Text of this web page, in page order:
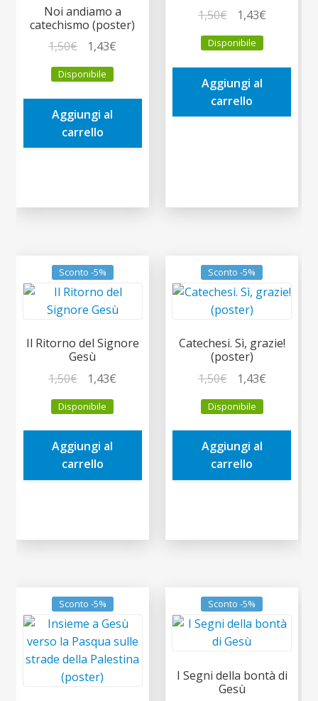
Noi andiamo a
catechismo (poster)
1,50€
prezzo
originale
era:
1,50€.
1,43€
è:
Disponibile
Aggiungi al
carrello
1,50€
prezzo
originale
era:
1,50€.
1,43€Il
è:
Disponibile
Aggiungi al
carrello
Sconto -5%
Il Ritorno del Signore
Gesù
1,50€
prezzo
originale
era:
1,50€.
1,43€
è:
Disponibile
Aggiungi al
carrello
Sconto -5%
Catechesi. Sì, grazie!
(poster)
1,50€
prezzo
originale
era:
1,50€.
1,43€Il
è:
Disponibile
Aggiungi al
carrello
Sconto -5% Sconto -5%
I Segni della bontà di
Gesù